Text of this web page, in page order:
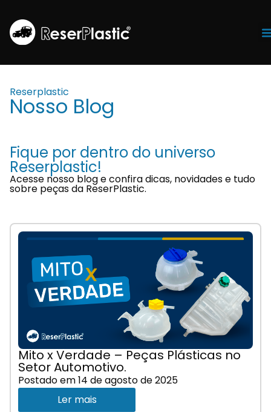
Reserplastic
Nosso Blog
Fique por dentro do universo
Reserplastic!
Acesse nosso blog e confira dicas, novidades e tudo
sobre peças da ReserPlastic.
Mito x Verdade – Peças Plásticas no
Setor Automotivo.
Postado em14 de agosto de 2025
Ler mais